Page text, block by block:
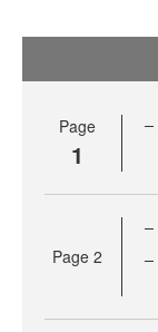
Page
1
Page 2